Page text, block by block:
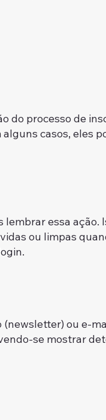
do processo de
casos, eles
essa
ou limpas
restritas ao
ou e-
se mostrar